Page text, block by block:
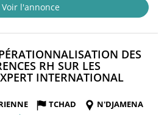
Voir l'annonce
DES
RH SUR LES
INTERNATIONAL
TCHAD
N'DJAMENA